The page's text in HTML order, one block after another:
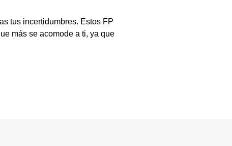
tus incertidumbres. Estos FP
más se acomode a ti, ya que